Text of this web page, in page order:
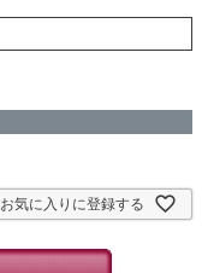
お気に入りに登録する